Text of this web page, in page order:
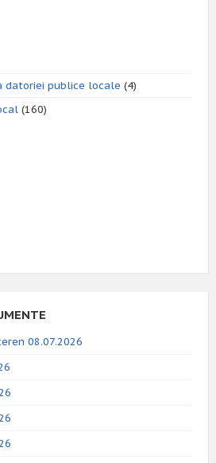
datoriei publice locale (4)
(160)
08.07.2026